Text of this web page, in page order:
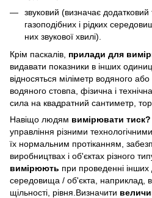
звуковий (визначає
газоподібних і рідких
них звукової хвилі).
Крім паскалів, прилади для
видавати показники в інших
відносяться міліметр водяного
водяного стовпа, фізична і
сила на квадратний сантиметр,
Навіщо людям вимірювати тиск?
управління різними
їх нормальним протіканням,
виробництвах і об'єктах різного
вимірюють при проведенні інших
середовища / об'єкта, наприклад,
щільності, рівня.Визначити